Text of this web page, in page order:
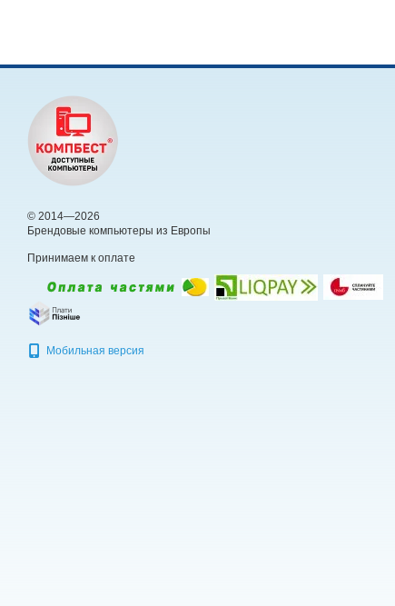
© 2014—2026
Брендовые компьютеры из Европы
Принимаем к оплате
Мобильная версия